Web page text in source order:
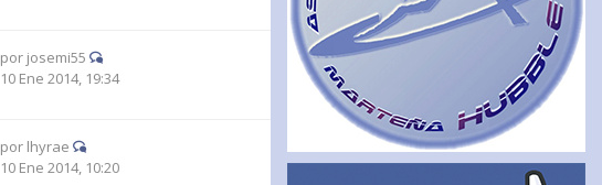
por josemi55
10 Ene 2014, 19:34
por lhyrae
10 Ene 2014, 10:20